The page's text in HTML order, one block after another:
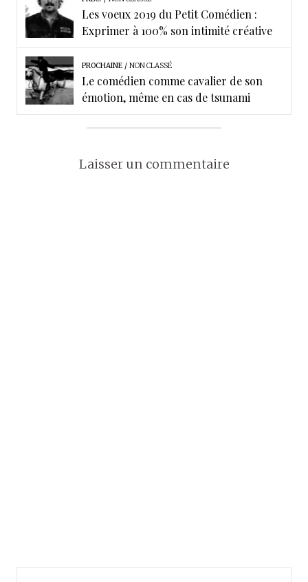
Les voeux 2019 du Petit Comédien :
Exprimer à 100% son intimité créative
PROCHAINE NON CLASSÉ
Le comédien comme cavalier de son
émotion, même en cas de tsunami
Laisser un commentaire